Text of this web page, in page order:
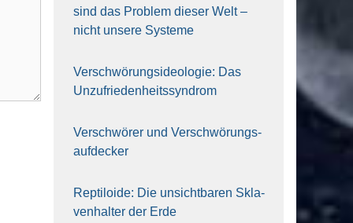
sind das Pro­blem die­ser Welt –
nicht unse­re Sys‍te‍me
Ver­schwö­rungs­ideo­lo­gie: Das
Unzufrieden­heitssyndrom
Ver­schwö­rer und Verschwörungs­
aufdecker
Rep­ti­lo­ide: Die unsicht­ba­ren Skla­
ven­hal­ter der Erde